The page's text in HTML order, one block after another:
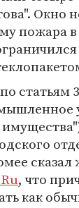
Окно
пожара
статьям
сказал
, что
как